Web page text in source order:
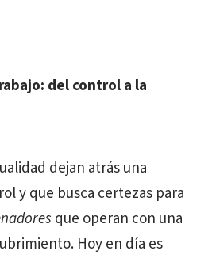
del control a la
dejan atrás una
y que busca certezas para
que operan con una
Hoy en día es